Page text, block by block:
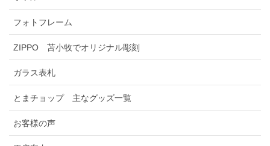
フォトフレーム
ZIPPO 苫小牧でオリジナル彫刻
ガラス表札
とまチョップ 主なグッズ一覧
お客様の声